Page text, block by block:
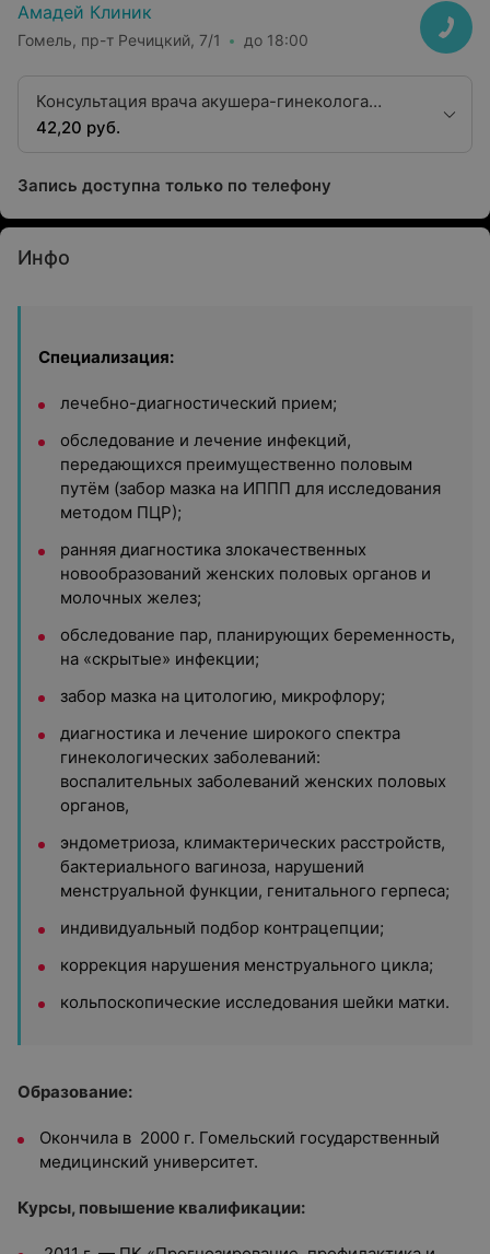
Амадей Клиник
Гомель, пр-т Речицкий, 7/1 до 18:00
Консультация врача акушера-гинеколога
первой категории
42,20 руб.
Запись доступна только по телефону
Инфо
Специализация:
лечебно-диагностический прием;
обследование и лечение инфекций,
передающихся преимущественно половым
путём (забор мазка на ИППП для исследования
методом ПЦР);
ранняя диагностика злокачественных
новообразований женских половых органов и
молочных желез;
обследование пар, планирующих беременность,
на «скрытые» инфекции;
забор мазка на цитологию, микрофлору;
диагностика и лечение широкого спектра
гинекологических заболеваний:
воспалительных заболеваний женских половых
органов,
эндометриоза, климактерических расстройств,
бактериального вагиноза, нарушений
менструальной функции, генитального герпеса;
индивидуальный подбор контрацепции;
коррекция нарушения менструального цикла;
кольпоскопические исследования шейки матки.
Образование:
Окончила в 2000 г. Гомельский государственный
медицинский университет.
Курсы, повышение квалификации: